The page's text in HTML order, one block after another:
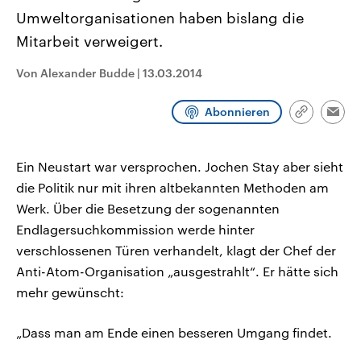
Landtag. Seit 2021 wird das
Bundesland von einer Koalition aus
CDU, SPD und FDP regiert.-
Umfragen, Prognosen,
und Hintergründe zu den Parteien
und Kandidaten der anstehenden
den mächtigsten Ländern
mit großem Einfluss auf
aktuelle Weltgeschehen.
Sendungen Programm
Umweltorganisationen haben bislang die
Mitarbeit verweigert.
Von Alexander Budde | 13.03.2014
Abonnieren
Link
Ein Neustart war versprochen. Jochen Stay aber sieht
die Politik nur mit ihren altbekannten Methoden am
Werk. Über die Besetzung der sogenannten
Endlagersuchkommission werde hinter
verschlossenen Türen verhandelt, klagt der Chef der
Anti-Atom-Organisation „ausgestrahlt“. Er hätte sich
mehr gewünscht:
„Dass man am Ende einen besseren Umgang findet.